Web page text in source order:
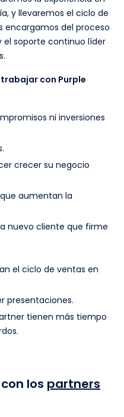
y llevaremos el ciclo de
encargamos del proceso
soporte continuo líder
con Purple
ni inversiones
crecer su negocio
aumentan la
nuevo cliente que firme
el ciclo de ventas en
presentaciones.
tienen más tiempo
los partners